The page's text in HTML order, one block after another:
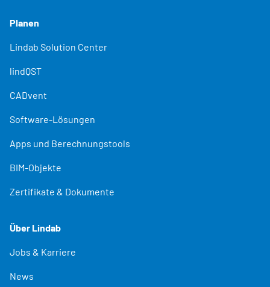
Planen
Lindab Solution Center
lindQST
CADvent
Software-Lösungen
Apps und Berechnungstools
BIM-Objekte
Zertifikate & Dokumente
Über Lindab
Jobs & Karriere
News